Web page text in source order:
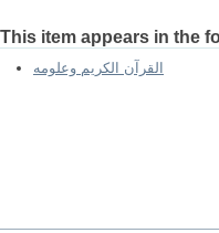
This item appears in the
القرآن الكريم وعلومه